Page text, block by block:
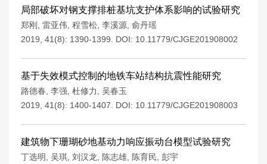
局部破坏对钢支撑排桩基坑支护体系影响的试验研究
郑刚 雷亚伟 程雪松 李溪源 俞丹瑶
2019, 41(8): 1390-1399.
DOI: 10.11779/CJGE201908002
基于失效模式控制的地铁车站结构抗震性能研究
路德春 李强 杜修力
吴春玉
2019, 41(8): 1400-1407.
DOI: 10.11779/CJGE201908003
建筑物下珊瑚砂地基动力响应振动台模型试验研究
丁选明 吴琪 刘汉龙 陈志雄 陈育民 彭宇